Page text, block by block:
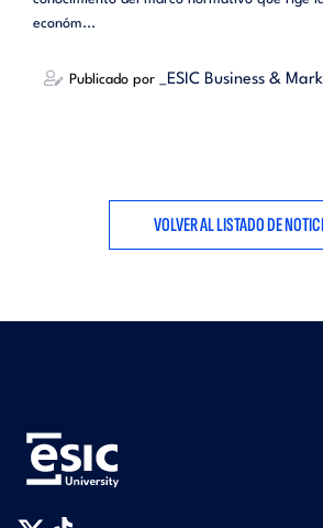
económ...
Publicado por _ESIC Business &
VOLVER AL LISTADO DE